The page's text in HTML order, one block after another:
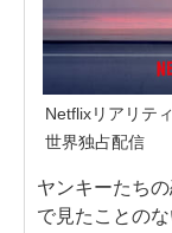
Netflixリアリテ
世界独占配信
ヤンキーたち
で見たことの